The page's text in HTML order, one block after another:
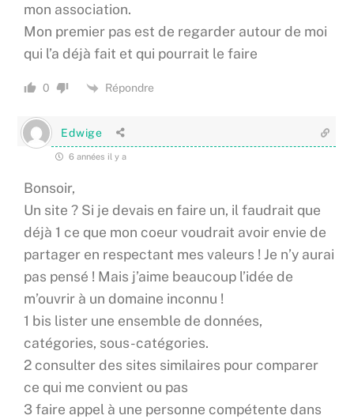
mon association.
Mon premier pas est de regarder autour de moi
qui l’a déjà fait et qui pourrait le faire
0 Répondre
Edwige
6 années il y a
Bonsoir,
Un site ? Si je devais en faire un, il faudrait que
déjà 1 ce que mon coeur voudrait avoir envie de
partager en respectant mes valeurs ! Je n’y aurai
pas pensé ! Mais j’aime beaucoup l’idée de
m’ouvrir à un domaine inconnu !
1 bis lister une ensemble de données,
catégories, sous-catégories.
2 consulter des sites similaires pour comparer
ce qui me convient ou pas
3 faire appel à une personne compétente dans